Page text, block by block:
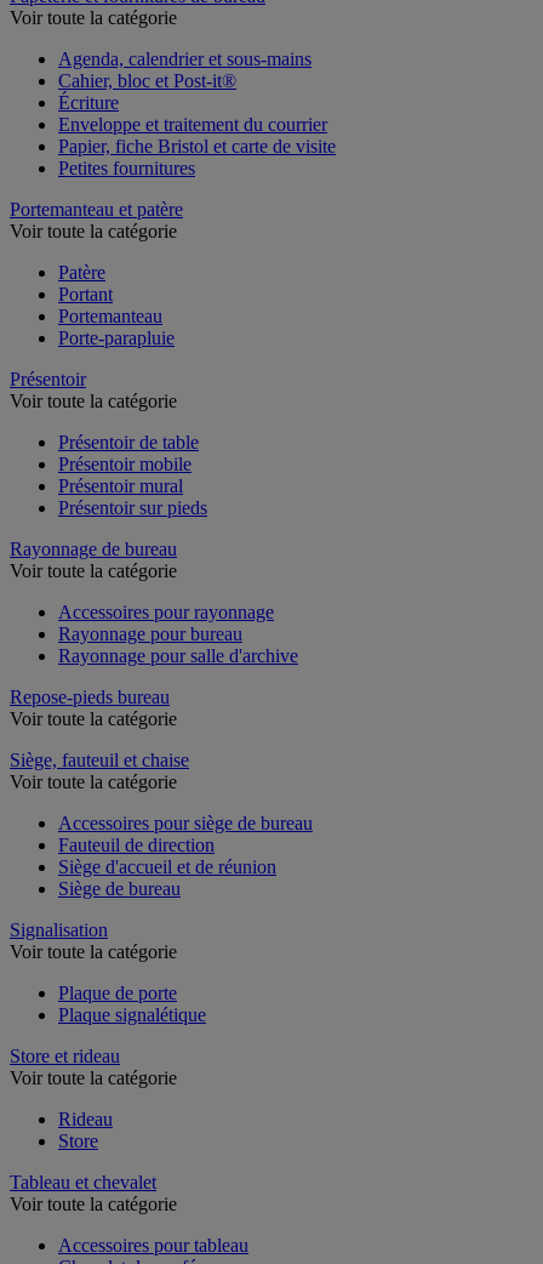
Voir toute la catégorie
Agenda, calendrier et sous-mains
Cahier, bloc et Post-it®
Écriture
Enveloppe et traitement du courrier
Papier, fiche Bristol et carte de visite
Petites fournitures
Portemanteau et patère
Voir toute la catégorie
Patère
Portant
Portemanteau
Porte-parapluie
Présentoir
Voir toute la catégorie
Présentoir de table
Présentoir mobile
Présentoir mural
Présentoir sur pieds
Rayonnage de bureau
Voir toute la catégorie
Accessoires pour rayonnage
Rayonnage pour bureau
Rayonnage pour salle d'archive
Repose-pieds bureau
Voir toute la catégorie
Siège, fauteuil et chaise
Voir toute la catégorie
Accessoires pour siège de bureau
Fauteuil de direction
Siège d'accueil et de réunion
Siège de bureau
Signalisation
Voir toute la catégorie
Plaque de porte
Plaque signalétique
Store et rideau
Voir toute la catégorie
Rideau
Store
Tableau et chevalet
Voir toute la catégorie
Accessoires pour tableau